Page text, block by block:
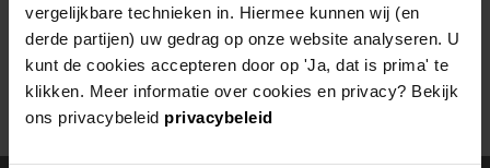
vergelijkbare technieken in. Hiermee kunnen wij (en
derde partijen) uw gedrag op onze website analyseren. U
kunt de cookies accepteren door op 'Ja, dat is prima' te
klikken. Meer informatie over cookies en privacy? Bekijk
ons privacybeleid privacybeleid
Mogelijk kunt u deze pagina niet bezoeken door:
een verouderde bladwijzer/favoriet
een zoekmachine heeft eenverouderde lijst van de website
eenfout getyptadres